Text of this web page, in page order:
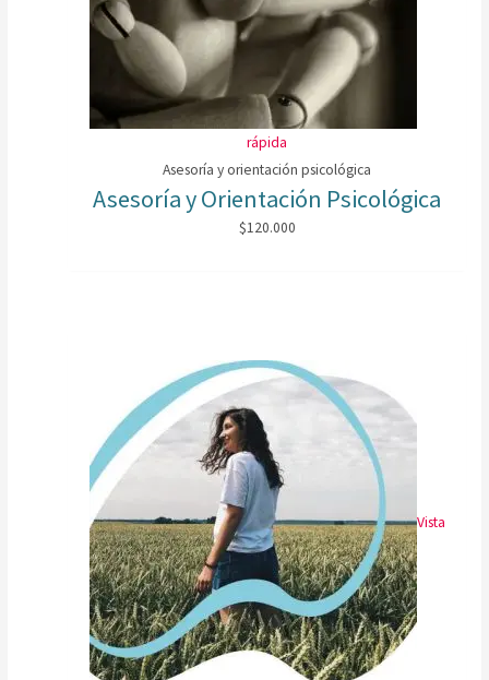
rápida
Asesoría y orientación psicológica
Asesoría y Orientación Psicológica
$120.000
Vista